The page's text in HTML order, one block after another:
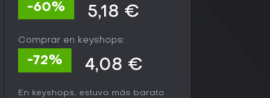
-60% 5,18 €
Comprar en keyshops:
-72% 4,08 €
En keyshops, estuvo más barato